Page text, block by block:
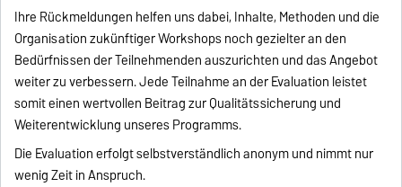
Ihre Rückmeldungen helfen uns dabei, Inhalte, Methoden und die
Organisation zukünftiger Workshops noch gezielter an den
Bedürfnissen der Teilnehmenden auszurichten und das Angebot
weiter zu verbessern. Jede Teilnahme an der Evaluation leistet
somit einen wertvollen Beitrag zur Qualitätssicherung und
Weiterentwicklung unseres Programms.
Die Evaluation erfolgt selbstverständlich anonym und nimmt nur
wenig Zeit in Anspruch.